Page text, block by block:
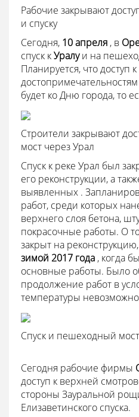
Рабочие закрывают
и спуску
Сегодня, 10 апреля , в
спуск кУралуи на
Планируется, что доступ к
будет ко Дню города, то
Строители закрывают
мост через Урал
Спуск к реке Урал был
его реконструкции, а
выявленных .
работ, среди которых
верхнего слоя бетона,
покрасочные работы. О
закрыт на
зимой 2017 года , когда
основные работы. Было
продолжение работ в
температуры
Спуск и пешеходный
Сегодня рабочие фирмы
доступ к верхней
стороны Зауральной
Елизаветинского спуска.